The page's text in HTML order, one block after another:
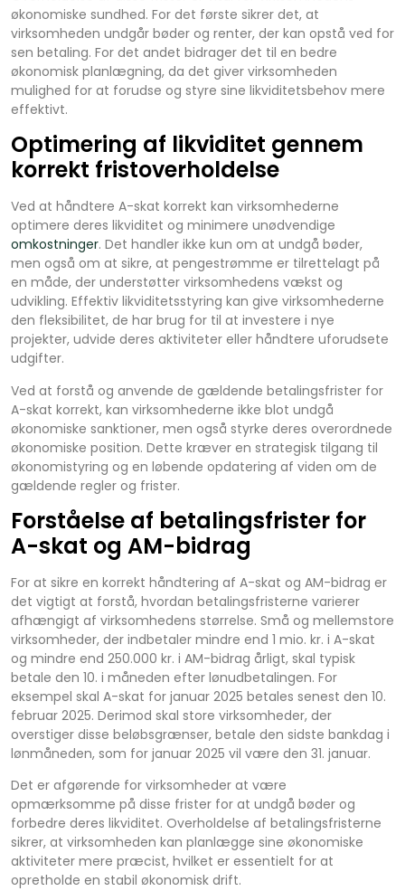
økonomiske sundhed. For det første sikrer det, at
virksomheden undgår bøder og renter, der kan opstå ved for
sen betaling. For det andet bidrager det til en bedre
økonomisk planlægning, da det giver virksomheden
mulighed for at forudse og styre sine likviditetsbehov mere
effektivt.
Optimering af likviditet gennem
korrekt fristoverholdelse
Ved at håndtere A-skat korrekt kan virksomhederne
optimere deres likviditet og minimere unødvendige
omkostninger. Det handler ikke kun om at undgå bøder,
men også om at sikre, at pengestrømme er tilrettelagt på
en måde, der understøtter virksomhedens vækst og
udvikling. Effektiv likviditetsstyring kan give virksomhederne
den fleksibilitet, de har brug for til at investere i nye
projekter, udvide deres aktiviteter eller håndtere uforudsete
udgifter.
Ved at forstå og anvende de gældende betalingsfrister for
A-skat korrekt, kan virksomhederne ikke blot undgå
økonomiske sanktioner, men også styrke deres overordnede
økonomiske position. Dette kræver en strategisk tilgang til
økonomistyring og en løbende opdatering af viden om de
gældende regler og frister.
Forståelse af betalingsfrister for
A-skat og AM-bidrag
For at sikre en korrekt håndtering af A-skat og AM-bidrag er
det vigtigt at forstå, hvordan betalingsfristerne varierer
afhængigt af virksomhedens størrelse. Små og mellemstore
virksomheder, der indbetaler mindre end 1 mio. kr. i A-skat
og mindre end 250.000 kr. i AM-bidrag årligt, skal typisk
betale den 10. i måneden efter lønudbetalingen. For
eksempel skal A-skat for januar 2025 betales senest den 10.
februar 2025. Derimod skal store virksomheder, der
overstiger disse beløbsgrænser, betale den sidste bankdag i
lønmåneden, som for januar 2025 vil være den 31. januar.
Det er afgørende for virksomheder at være
opmærksomme på disse frister for at undgå bøder og
forbedre deres likviditet. Overholdelse af betalingsfristerne
sikrer, at virksomheden kan planlægge sine økonomiske
aktiviteter mere præcist, hvilket er essentielt for at
opretholde en stabil økonomisk drift.